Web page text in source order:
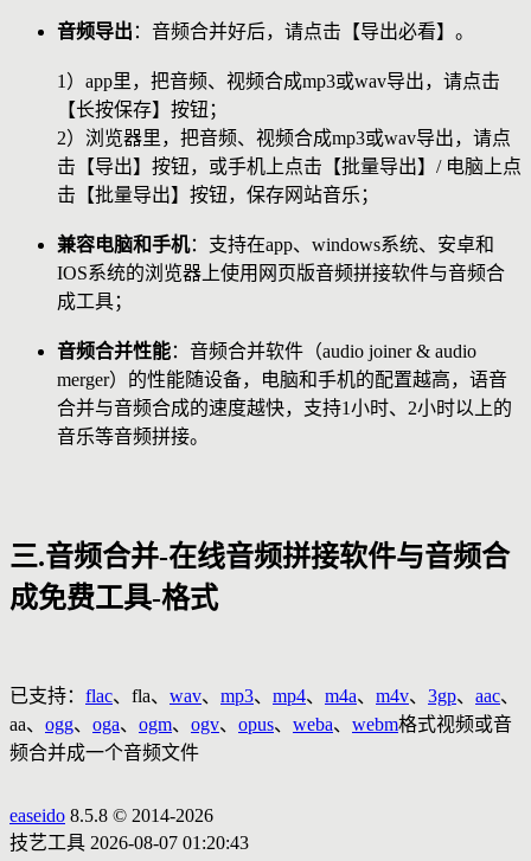
音频导出 ：音频合并好后，请点击【导出必看】。
1）app里，把音频、视频合成mp3或wav导出，请点击
【长按保存】按钮；
2）浏览器里，把音频、视频合成mp3或wav导出，请点
击【导出】按钮，或手机上点击【批量导出】/ 电脑上点
击【批量导出】按钮，保存网站音乐；
兼容电脑和手机：支持在app、windows系统、安卓和
IOS系统的浏览器上使用网页版音频拼接软件与音频合
成工具；
音频合并性能：音频合并软件（audio joiner & audio
merger）的性能随设备，电脑和手机的配置越高，语音
合并与音频合成的速度越快，支持1小时、2小时以上的
音乐等音频拼接。
三.音频合并-在线音频拼接软件与音频合
成免费工具-格式
已支持： flac、fla、 wav、 mp3、 mp4、 m4a、 m4v、 3gp、 aac、
aa、 ogg、 oga、 ogm、 ogv、 opus、 weba、 webm格式视频或音
频合并成一个音频文件
easeido 8.5.8 © 2014-2026
技艺工具 2026-08-07 01:20:43